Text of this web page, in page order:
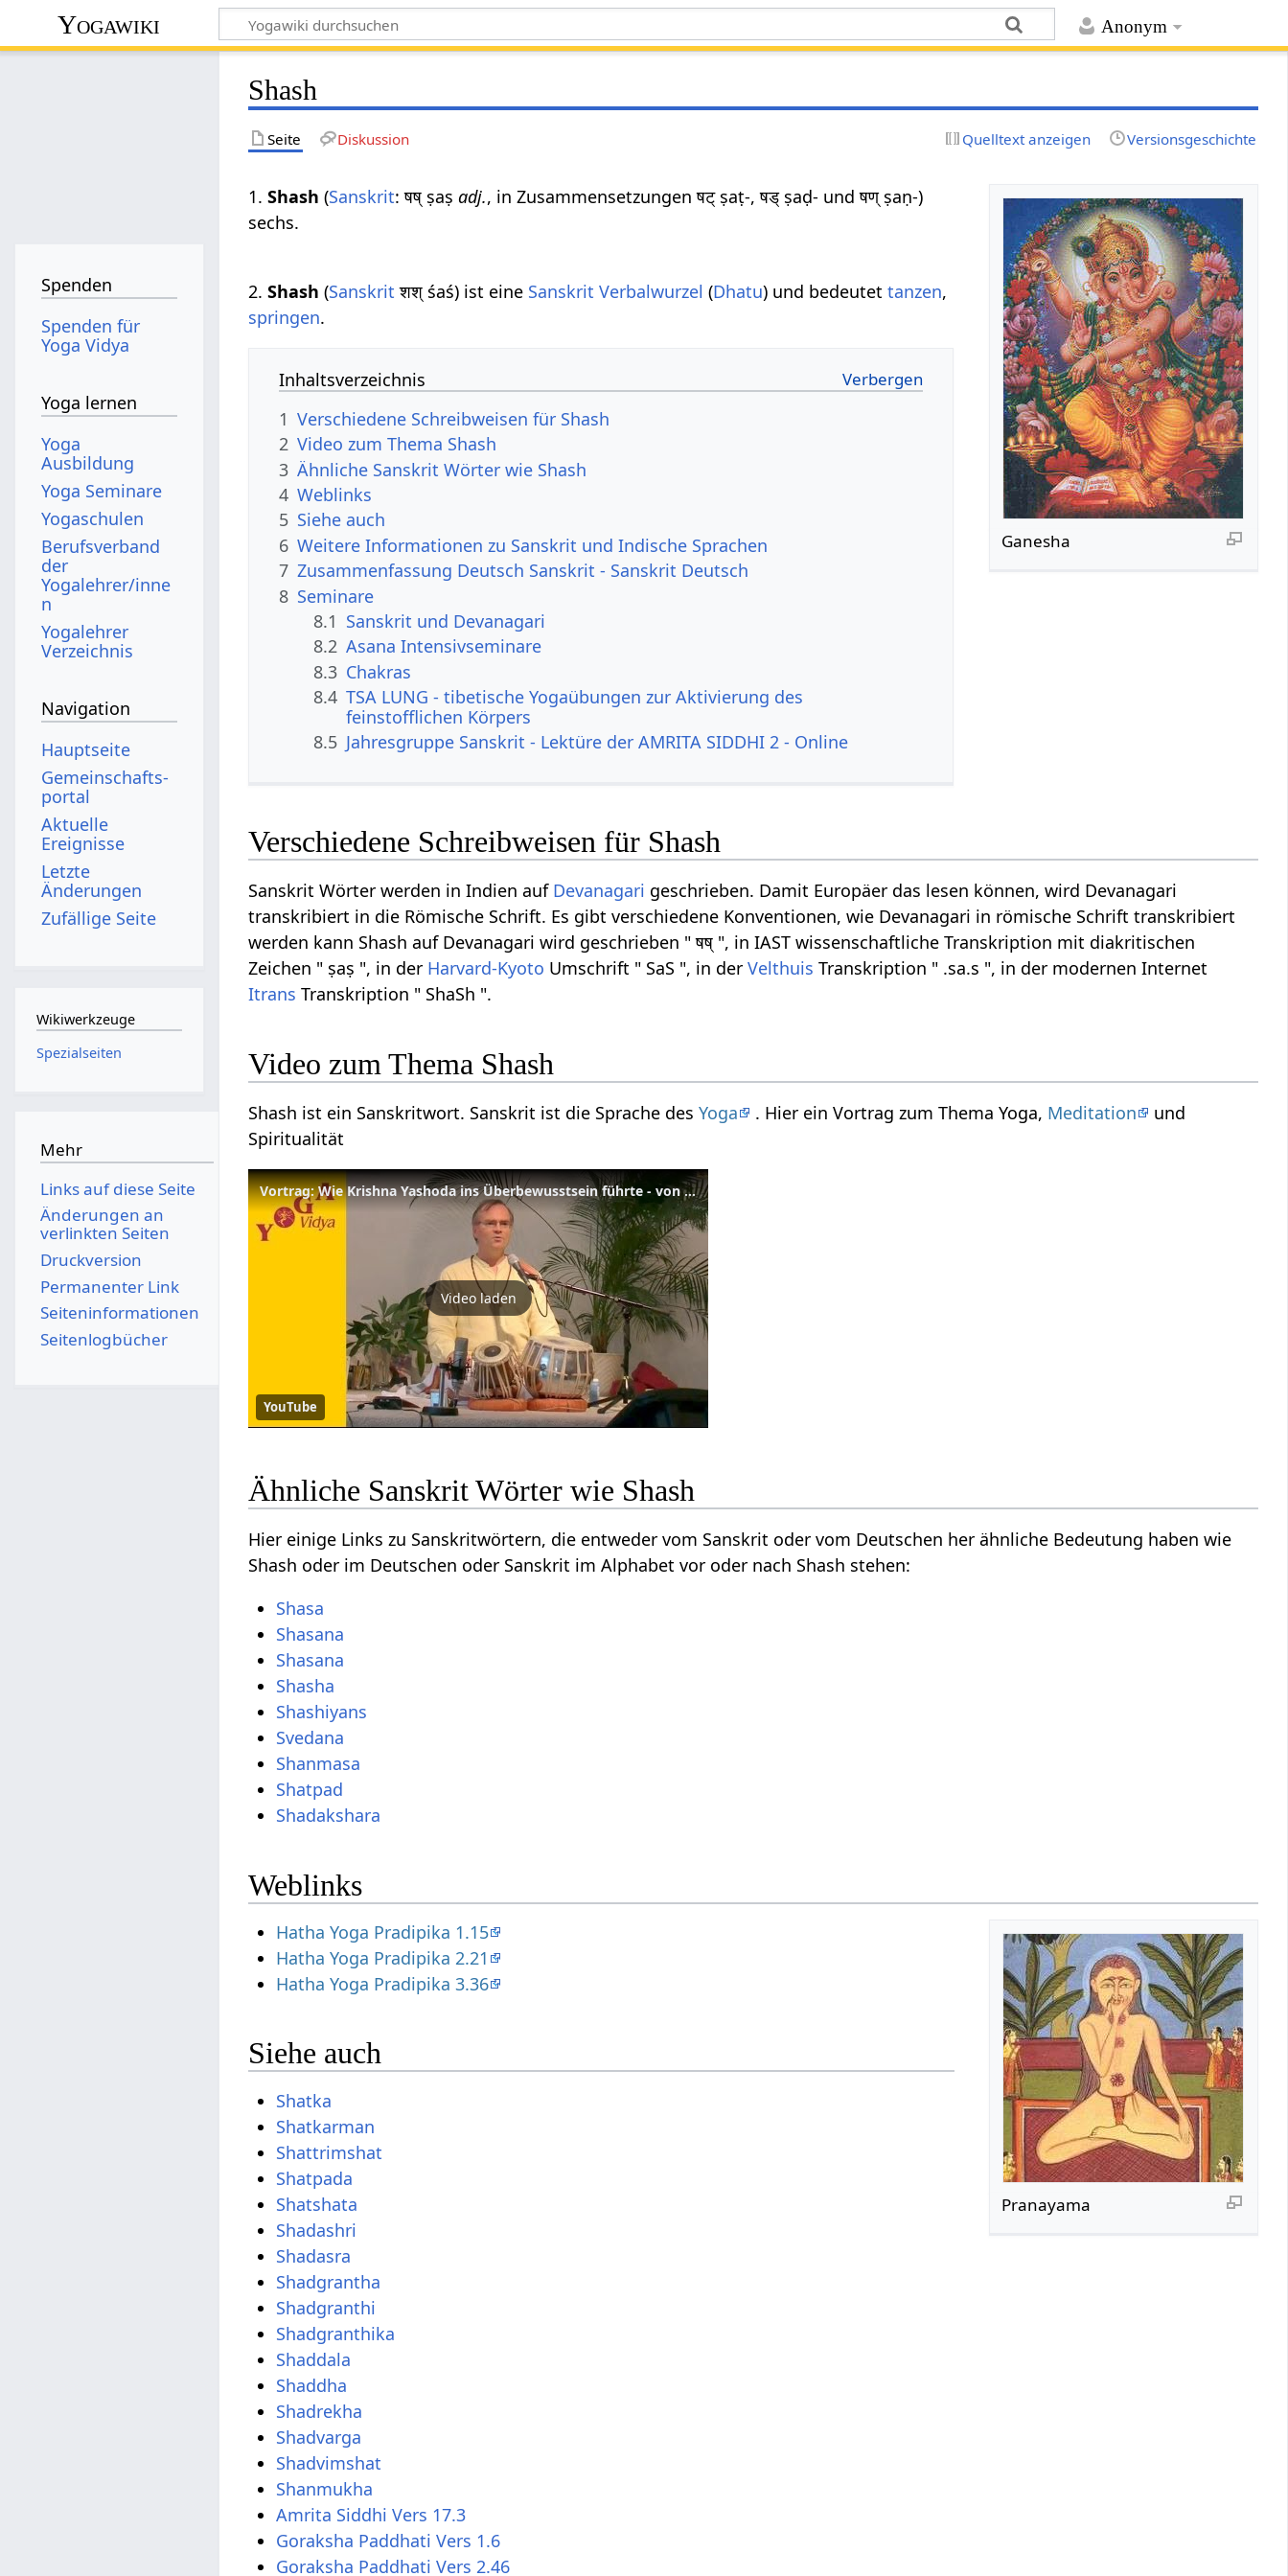
Anonym
Yogawiki
Shash
Seite Diskussion Quelltext anzeigen Versionsgeschichte
Ganesha
1.Shash (Sanskrit: षष् ṣaṣadj., in Zusammensetzungen षट् ṣaṭ-, षड् ṣaḍ- und षण् ṣaṇ-)
sechs.
2.Shash (Sanskrit शश् śaś) ist eine Sanskrit Verbalwurzel (Dhatu) und bedeutettanzen,
springen.
Inhaltsverzeichnis
1 Verschiedene Schreibweisen für Shash
2 Video zum Thema Shash
3 Ähnliche Sanskrit Wörter wie Shash
4 Weblinks
5 Siehe auch
6 Weitere Informationen zu Sanskrit und Indische Sprachen
7 Zusammenfassung Deutsch Sanskrit - Sanskrit Deutsch
8 Seminare
8.1 Sanskrit und Devanagari
8.2 Asana Intensivseminare
8.3 Chakras
8.4 TSA LUNG - tibetische Yogaübungen zur Aktivierung des
feinstofflichen Körpers
8.5 Jahresgruppe Sanskrit - Lektüre der AMRITA SIDDHI 2 - Online
Verschiedene Schreibweisen für Shash
Sanskrit Wörter werden in Indien auf Devanagari geschrieben. Damit Europäer das lesen können, wird Devanagari
transkribiert in die Römische Schrift. Es gibt verschiedene Konventionen, wie Devanagari in römische Schrift transkribiert
werden kann Shash auf Devanagari wird geschrieben " षष् ", in IAST wissenschaftliche Transkription mit diakritischen
Zeichen " ṣaṣ ", in der Harvard-Kyoto Umschrift " SaS ", in derVelthuis Transkription " .sa.s ", in der modernen Internet
Itrans Transkription " ShaSh ".
Video zum Thema Shash
Shash ist ein Sanskritwort. Sanskrit ist die Sprache desYoga . Hier ein Vortrag zum Thema Yoga, Meditation
und
Spiritualität
Vortrag: Wie Krishna Yashoda ins Überbewusstsein führte - von Sukadev
Video laden
YouTube
Ähnliche Sanskrit Wörter wie Shash
Hier einige Links zu Sanskritwörtern, die entweder vom Sanskrit oder vom Deutschen her ähnliche Bedeutung haben wie
Shash oder im Deutschen oder Sanskrit im Alphabet vor oder nach Shash stehen:
Shasa
Shasana
Shasana
Shasha
Shashiyans
Svedana
Shanmasa
Shatpad
Shadakshara
Weblinks
Pranayama
Hatha Yoga Pradipika 1.15
Hatha Yoga Pradipika 2.21
Hatha Yoga Pradipika 3.36
Siehe auch
Shatka
Shatkarman
Shattrimshat
Shatpada
Shatshata
Shadashri
Shadasra
Shadgrantha
Shadgranthi
Shadgranthika
Shaddala
Shaddha
Shadrekha
Shadvarga
Shadvimshat
Shanmukha
Amrita Siddhi Vers 17.3
Goraksha Paddhati Vers 1.6
Goraksha Paddhati Vers 2.46
Spenden
Spenden für
Yoga Vidya
Yoga lernen
Yoga
Ausbildung
Yoga Seminare
Yogaschulen
Berufsverband
der
Yogalehrer/inne
n
Yogalehrer
Verzeichnis
Navigation
Hauptseite
Gemeinschafts­
portal
Aktuelle
Ereignisse
Letzte
Änderungen
Zufällige Seite
Wikiwerkzeuge
Spezialseiten
Mehr
Links auf diese Seite
Änderungen an
verlinkten Seiten
Druckversion
Permanenter Link
Seiten­­informationen
Seitenlogbücher